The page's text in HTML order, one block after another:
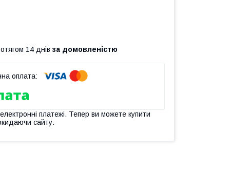
14 днів за домовленістю
платежі. Тепер ви можете купити
сайту.